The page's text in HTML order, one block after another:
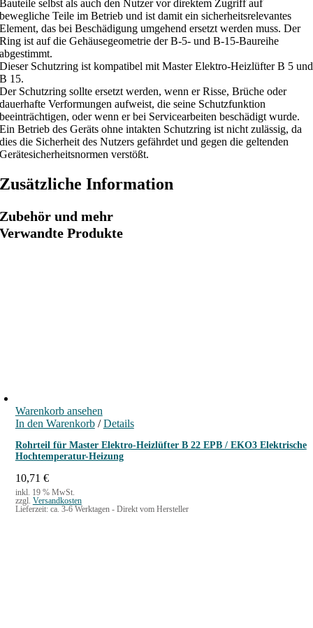
Bauteile selbst als auch den Nutzer vor direktem Zugriff auf
bewegliche Teile im Betrieb und ist damit ein sicherheitsrelevantes
Element, das bei Beschädigung umgehend ersetzt werden muss. Der
Ring ist auf die Gehäusegeometrie der B-5- und B-15-Baureihe
abgestimmt.
Dieser Schutzring ist kompatibel mit Master Elektro-Heizlüfter B 5 und
B 15.
Der Schutzring sollte ersetzt werden, wenn er Risse, Brüche oder
dauerhafte Verformungen aufweist, die seine Schutzfunktion
beeinträchtigen, oder wenn er bei Servicearbeiten beschädigt wurde.
Ein Betrieb des Geräts ohne intakten Schutzring ist nicht zulässig, da
dies die Sicherheit des Nutzers gefährdet und gegen die geltenden
Gerätesicherheitsnormen verstößt.
Zusätzliche Information
Zubehör und mehr
Verwandte Produkte
Warenkorb ansehen
In den Warenkorb / Details
Rohrteil für Master Elektro-Heizlüfter B 22 EPB / EKO3 Elektrische
Hochtemperatur-Heizung
10,71 €
inkl. 19 % MwSt.
zzgl. Versandkosten
Lieferzeit: ca. 3-6 Werktagen - Direkt vom Hersteller